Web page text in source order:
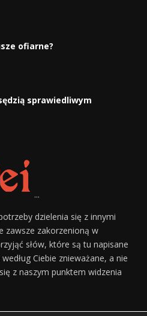
ofiarne?
sprawiedliwym
...
dzielenia się z innymi
zawsze zakorzenioną w
słów, które są tu napisane
Ciebie znieważane, a nie
z naszym punktem widzenia